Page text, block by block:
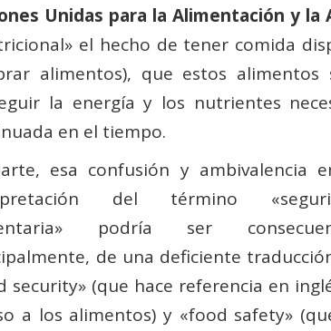
Unidas para la Alimentación y la
el hecho de tener comida
alimentos), que estos
la energía y los nutrientes
en el tiempo.
esa confusión y ambivalencia
del término
podría ser
de una deficiente
security» (que hace referencia en
a los alimentos) y «food safety»